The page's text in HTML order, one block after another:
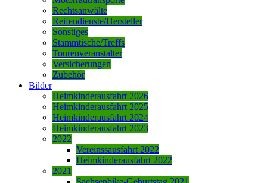
Rechtsanwälte
Reifendienste/Hersteller
Sonstiges
Stammtische/Treffs
Tourenveranstalter
Versicherungen
Zubehör
Bilder
Heimkinderausfahrt 2026
Heimkinderausfahrt 2025
Heimkinderausfahrt 2024
Heimkinderausfahrt 2023
2022
Vereinssausfahrt 2022
Heimkinderausfahrt 2022
2021